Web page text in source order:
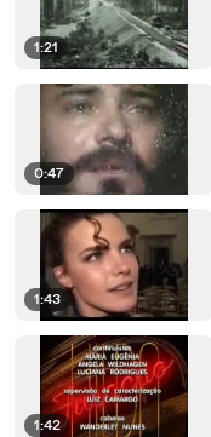
1:21
0:47
1:43
1:42